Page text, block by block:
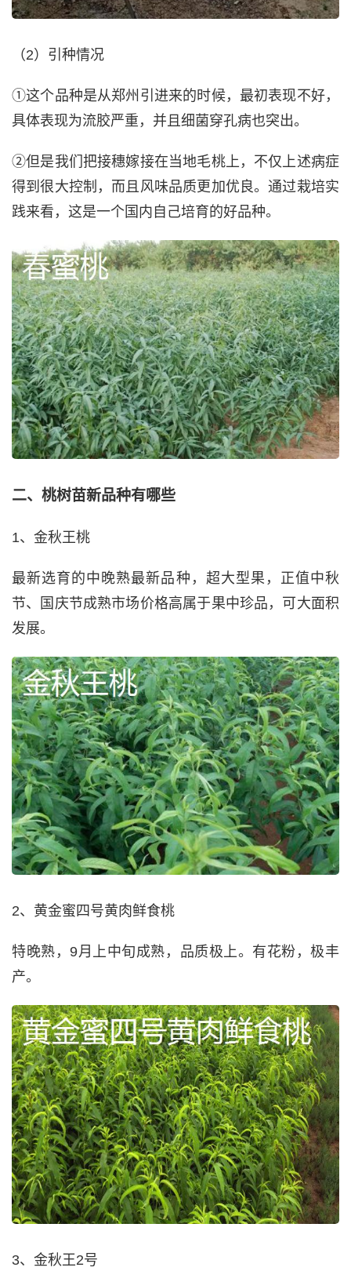
（2）引种情况
①这个品种是从郑州引进来的时候，最初表现不好，
具体表现为流胶严重，并且细菌穿孔病也突出。
②但是我们把接穗嫁接在当地毛桃上，不仅上述病症
得到很大控制，而且风味品质更加优良。通过栽培实
践来看，这是一个国内自己培育的好品种。
二、桃树苗新品种有哪些
1、金秋王桃
最新选育的中晚熟最新品种，超大型果，正值中秋
节、国庆节成熟市场价格高属于果中珍品，可大面积
发展。
2、黄金蜜四号黄肉鲜食桃
特晚熟，9月上中旬成熟，品质极上。有花粉，极丰
产。
3、金秋王2号